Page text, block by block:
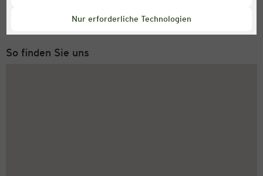
Nur erforderliche Technologien
Montag bis Freitag 8-18 Uhr
So finden Sie uns